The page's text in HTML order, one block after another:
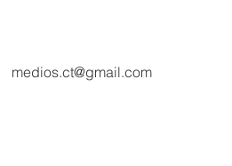
medios.ct@gmail.com